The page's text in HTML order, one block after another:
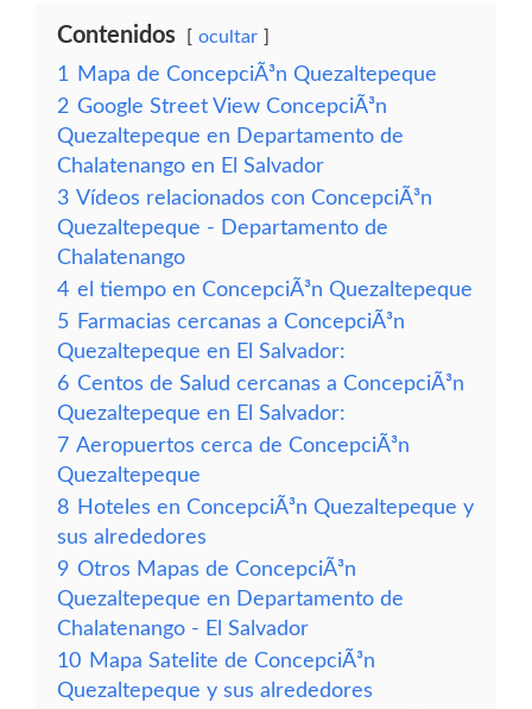
Contenidos ocultar
1
Mapa de ConcepciÃ³n Quezaltepeque
2 Google Street View ConcepciÃ³n
Quezaltepeque en Departamento de
Chalatenango en El Salvador
3 Vídeos relacionados con ConcepciÃ³n
Quezaltepeque - Departamento de
Chalatenango
4 el tiempo en ConcepciÃ³n Quezaltepeque
5 Farmacias cercanas a ConcepciÃ³n
Quezaltepeque en El Salvador:
6 Centos de Salud cercanas a ConcepciÃ³n
Quezaltepeque en El Salvador:
7 Aeropuertos cerca de ConcepciÃ³n
Quezaltepeque
8 Hoteles en ConcepciÃ³n Quezaltepeque y
sus alrededores
9 Otros Mapas de ConcepciÃ³n
Quezaltepeque en Departamento de
Chalatenango - El Salvador
10 Mapa Satelite de ConcepciÃ³n
Quezaltepeque y sus alrededores